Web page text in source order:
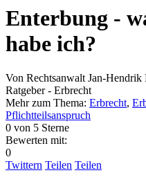
Enterbung -
habe ich?
Von Rechtsanwalt Jan-Hendrik
Ratgeber - Erbrecht
Mehr zum Thema: Erbrecht,
Pflichtteilsanspruch
0 von 5 Sterne
Bewerten mit:
0
Twittern Teilen Teilen